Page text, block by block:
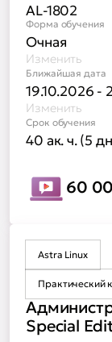
AL-1802
Форма обучения
Очная
Изменить
Ближайшая дата
19.10.2026 -
Изменить
Срок обучения
40 ак. ч. (5
60
Astra Linux
Практический
Special